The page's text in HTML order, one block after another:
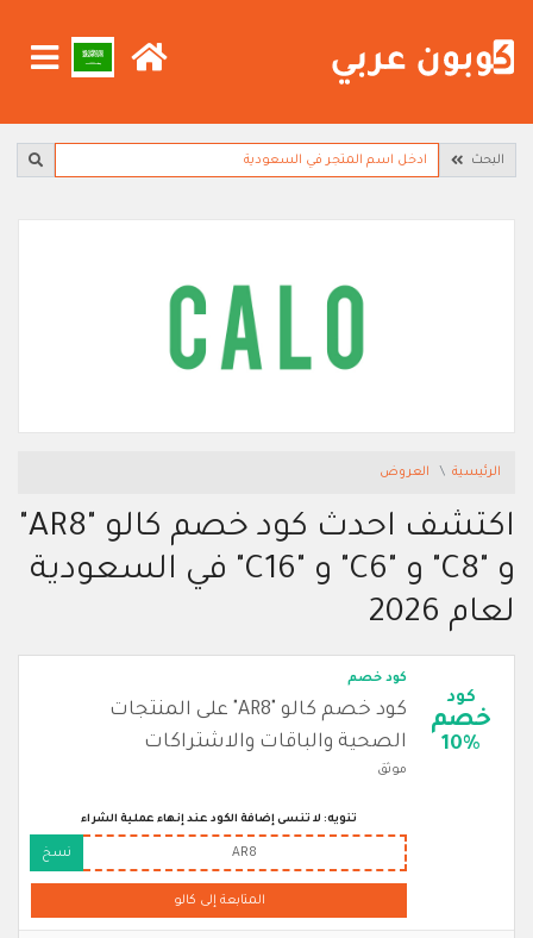
البحث
الرئيسية العروض
اكتشف احدث كود خصم كالو "AR8"
و "C8" و "C6" و "C16" في السعودية
لعام 2026
كود
خصم
10%
كود خصم
كود خصم كالو "AR8" على المنتجات
الصحية والباقات والاشتراكات
موثق
تنويه: لا تنسى إضافة الكود عند إنهاء عملية الشراء
AR8 نسخ
المتابعة إلى كالو